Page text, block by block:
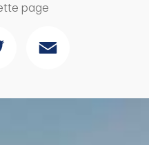
page